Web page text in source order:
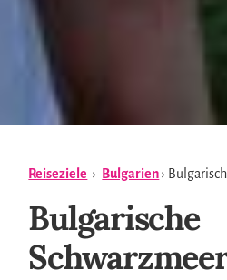
Reiseziele › Bulgarien›
Bulgarische